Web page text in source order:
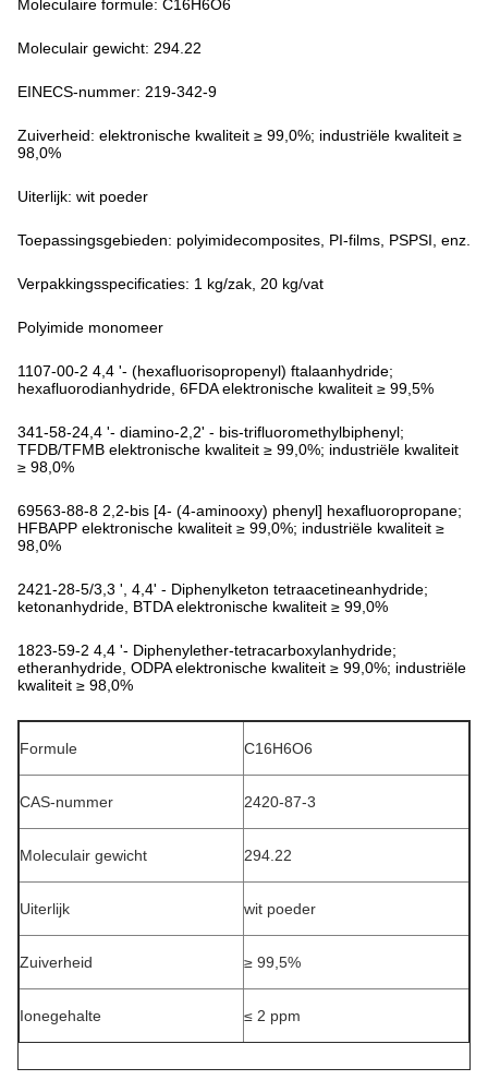
Moleculaire formule: C16H6O6
Moleculair gewicht: 294.22
EINECS-nummer: 219-342-9
Zuiverheid: elektronische kwaliteit ≥ 99,0%; industriële kwaliteit ≥
98,0%
Uiterlijk: wit poeder
Toepassingsgebieden: polyimidecomposites, PI-films, PSPSI, enz.
Verpakkingsspecificaties: 1 kg/zak, 20 kg/vat
Polyimide monomeer
1107-00-2 4,4 '- (hexafluorisopropenyl) ftalaanhydride;
hexafluorodianhydride, 6FDA elektronische kwaliteit ≥ 99,5%
341-58-24,4 '- diamino-2,2' - bis-trifluoromethylbiphenyl;
TFDB/TFMB elektronische kwaliteit ≥ 99,0%; industriële kwaliteit
≥ 98,0%
69563-88-8 2,2-bis [4- (4-aminooxy) phenyl] hexafluoropropane;
HFBAPP elektronische kwaliteit ≥ 99,0%; industriële kwaliteit ≥
98,0%
2421-28-5/3,3 ', 4,4' - Diphenylketon tetraacetineanhydride;
ketonanhydride, BTDA elektronische kwaliteit ≥ 99,0%
1823-59-2 4,4 '- Diphenylether-tetracarboxylanhydride;
etheranhydride, ODPA elektronische kwaliteit ≥ 99,0%; industriële
kwaliteit ≥ 98,0%
Formule C16H6O6
CAS-nummer 2420-87-3
Moleculair gewicht 294.22
Uiterlijk wit poeder
Zuiverheid ≥ 99,5%
Ionegehalte ≤ 2 ppm